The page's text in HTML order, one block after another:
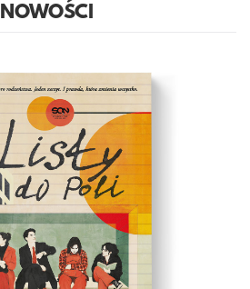
NOWOŚCI